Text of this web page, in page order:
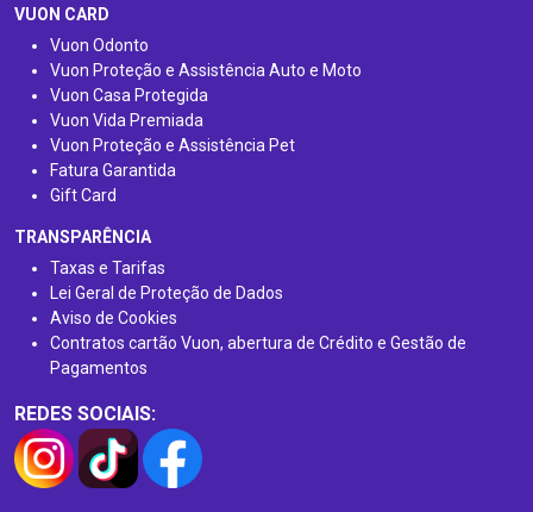
VUON CARD
Vuon Odonto
Vuon Proteção e Assistência Auto e Moto
Vuon Casa Protegida
Vuon Vida Premiada
Vuon Proteção e Assistência Pet
Fatura Garantida
Gift Card
TRANSPARÊNCIA
Taxas e Tarifas
Lei Geral de Proteção de Dados
Aviso de Cookies
Contratos cartão Vuon, abertura de Crédito e Gestão de
Pagamentos
REDES SOCIAIS: